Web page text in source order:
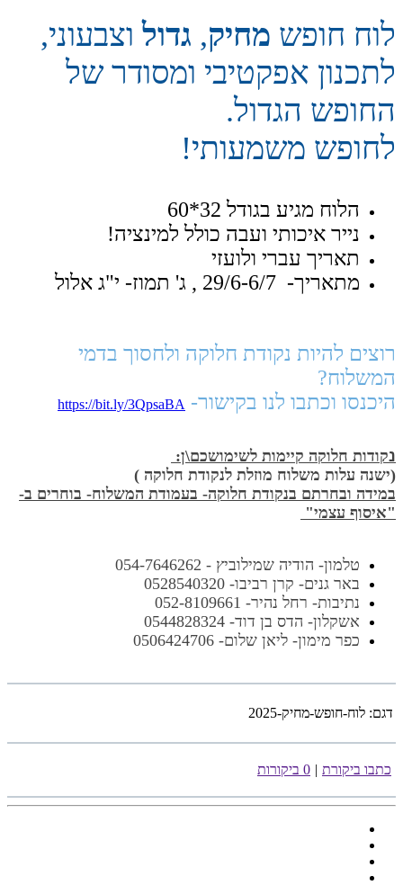
לוח חופש מחיק, גדול וצבעוני,
לתכנון אפקטיבי ומסודר של
החופש הגדול.
לחופש משמעותי!
הלוח מגיע בגודל 32*60
נייר איכותי ועבה כולל למינציה!
תאריך עברי ולועזי
מתאריך- 29/6-6/7 , ג' תמוז- י"ג אלול
רוצים להיות נקודת חלוקה ולחסוך בדמי
המשלוח?
היכנסו וכתבו לנו בקישור- https://bit.ly/3QpsaBA
נקודות חלוקה קיימות לשימושכם\ן:
(ישנה עלות משלוח מוזלת לנקודת חלוקה )
במידה ובחרתם בנקודת חלוקה- בעמודת המשלוח- בוחרים ב-
"איסוף עצמי"
טלמון- הודיה שמילוביץ - 054-7646262
באר גנים- קרן רביבו- 0528540320
נתיבות- רחל נהיר- 052-8109661
אשקלון- הדס בן דוד- 0544828324
כפר מימון- ליאן שלום- 0506424706
דגם: לוח-חופש-מחיק-2025
כתבו ביקורת | 0 ביקורות